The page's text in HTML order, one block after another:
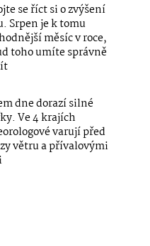
se říct si o zvýšení
Srpen je k tomu
měsíc v roce,
toho umíte správně
dne dorazí silné
Ve 4 krajích
varují před
větru a přívalovými